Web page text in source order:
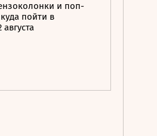
и поп-
пойти в